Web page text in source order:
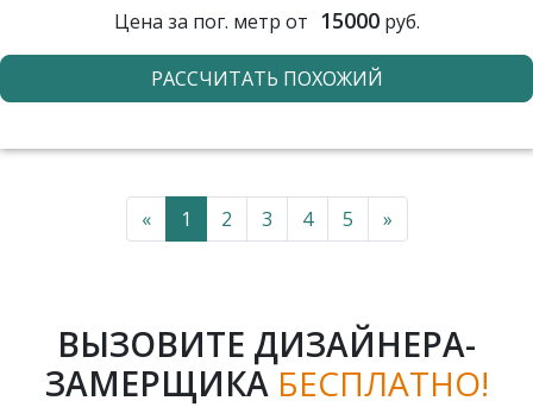
Цена за пог. метр от 15000руб.
РАССЧИТАТЬ ПОХОЖИЙ
« 1 2 3 4 5 »
ВЫЗОВИТЕ ДИЗАЙНЕРА-
ЗАМЕРЩИКА БЕСПЛАТНО!